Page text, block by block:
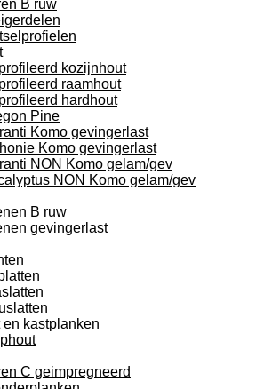
B ruw
kozijnhout
raamhout
hardhout
Pine
Komo gevingerlast
Komo gevingerlast
NON Komo gelam/gev
NON Komo gelam/gev
B ruw
gevingerlast
en kastplanken
C geimpregneerd